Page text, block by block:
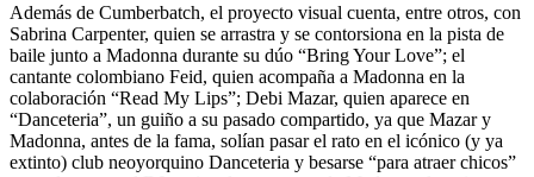
Además de Cumberbatch, el proyecto visual cuenta, entre otros, con
Sabrina Carpenter, quien se arrastra y se contorsiona en la pista de
baile junto a Madonna durante su dúo “Bring Your Love”; el
cantante colombiano Feid, quien acompaña a Madonna en la
colaboración “Read My Lips”; Debi Mazar, quien aparece en
“Danceteria”, un guiño a su pasado compartido, ya que Mazar y
Madonna, antes de la fama, solían pasar el rato en el icónico (y ya
extinto) club neoyorquino Danceteria y besarse “para atraer chicos”